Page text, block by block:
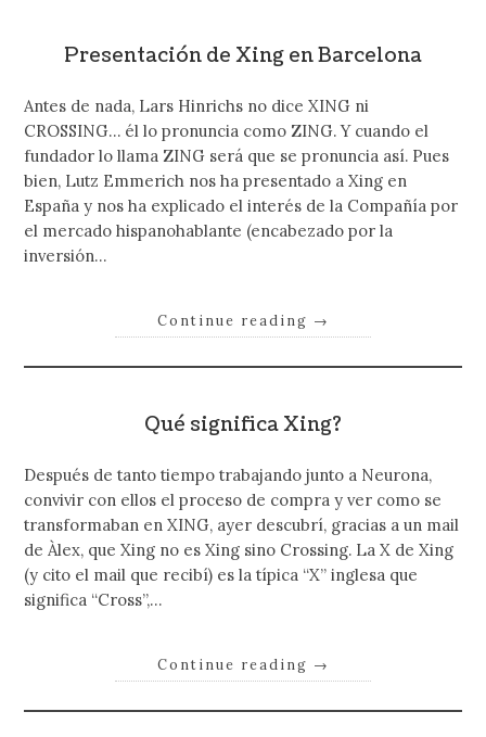
Presentación de Xing en Barcelona
Antes de nada, Lars Hinrichs no dice XING ni
CROSSING… él lo pronuncia como ZING. Y cuando el
fundador lo llama ZING será que se pronuncia así. Pues
bien, Lutz Emmerich nos ha presentado a Xing en
España y nos ha explicado el interés de la Compañía por
el mercado hispanohablante (encabezado por la
inversión…
Continue reading →
Qué significa Xing?
Después de tanto tiempo trabajando junto a Neurona,
convivir con ellos el proceso de compra y ver como se
transformaban en XING, ayer descubrí, gracias a un mail
de Àlex, que Xing no es Xing sino Crossing. La X de Xing
(y cito el mail que recibí) es la típica “X” inglesa que
significa “Cross”,…
Continue reading →